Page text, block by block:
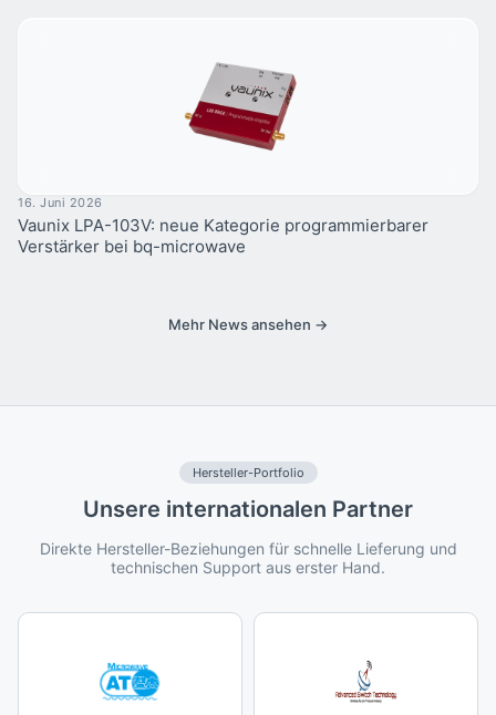
16. Juni 2026
Vaunix LPA-103V: neue Kategorie programmierbarer
Verstärker bei bq-microwave
Mehr News ansehen →
Hersteller-Portfolio
Unsere internationalen Partner
Direkte Hersteller-Beziehungen für schnelle Lieferung und
technischen Support aus erster Hand.